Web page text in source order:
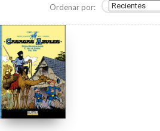
Ordenar por: